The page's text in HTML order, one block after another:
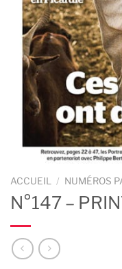
ACCUEIL / NUMÉROS
N°147 –